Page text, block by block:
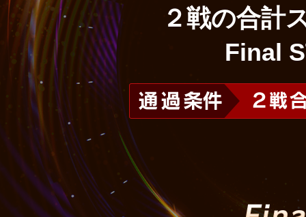
２戦の合計
Final